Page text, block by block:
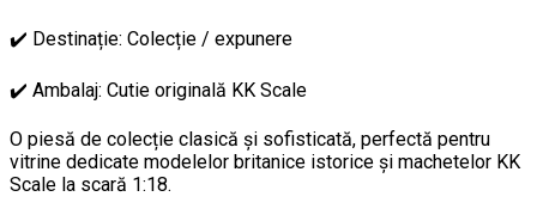
✔️ Destinație: Colecție / expunere
✔️ Ambalaj: Cutie originală KK Scale
O piesă de colecție clasică și sofisticată, perfectă pentru
vitrine dedicate modelelor britanice istorice și machetelor KK
Scale la scară 1:18.